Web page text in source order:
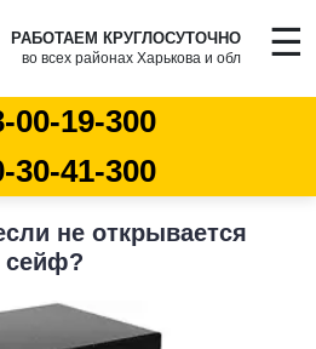
РАБОТАЕМ КРУГЛОСУТОЧНО
во всех районах Харькова и обл ☰
00-19-300
30-41-300
не открывается
сейф?